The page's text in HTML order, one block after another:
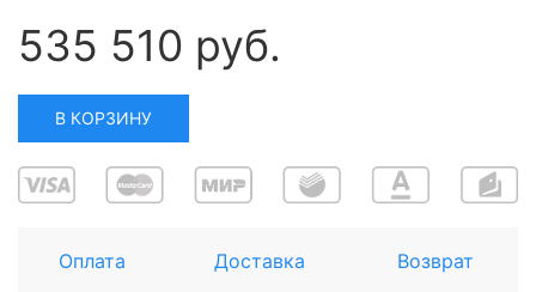
535 510 руб.
В КОРЗИНУ
Оплата Доставка Возврат